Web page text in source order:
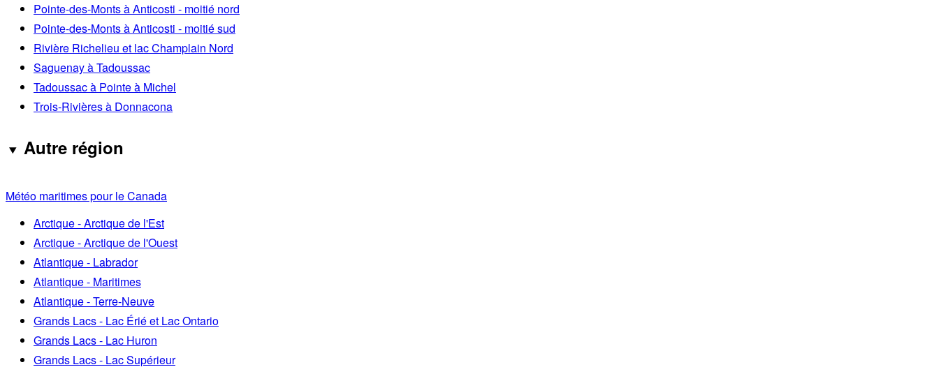
Pointe-des-Monts à Anticosti - moitié nord
Pointe-des-Monts à Anticosti - moitié sud
Rivière Richelieu et lac Champlain Nord
Saguenay à Tadoussac
Tadoussac à Pointe à Michel
Trois-Rivières à Donnacona
Autre région
Météo maritimes pour le Canada
Arctique - Arctique de l'Est
Arctique - Arctique de l'Ouest
Atlantique - Labrador
Atlantique - Maritimes
Atlantique - Terre-Neuve
Grands Lacs - Lac Érié et Lac Ontario
Grands Lacs - Lac Huron
Grands Lacs - Lac Supérieur